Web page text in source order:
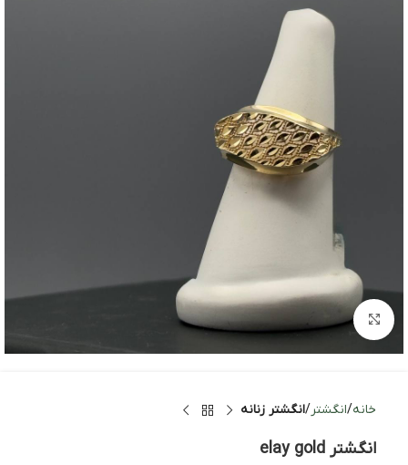
بزرگنمایی تصویر
خانه انگشتر انگشتر زنانه
انگشتر elay gold